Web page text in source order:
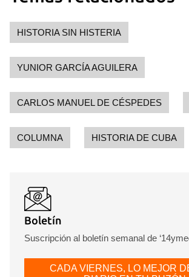
HISTORIA SIN HISTERIA
YUNIOR GARCÍA AGUILERA
CARLOS MANUEL DE CÉSPEDES
COLUMNA HISTORIA DE CUBA
Boletín
Suscripción al boletín semanal de
CADA VIERNES, LO MEJOR